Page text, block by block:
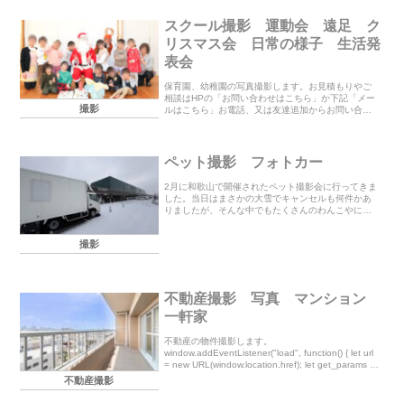
撮影
スクール撮影 運動会 遠足 ク
リスマス会 日常の様子 生活発
表会
保育園、幼稚園の写真撮影します。お見積もりやご
相談はHPの「お問い合わせはこちら」か下記「メー
ルはこちら」お電話、又は友達追加からお問い合わ
撮影
ペット撮影 フォトカー
2月に和歌山で開催されたペット撮影会に行ってきま
した。当日はまさかの大雪でキャンセルも何件かあ
りましたが、そんな中でもたくさんのわんこやにゃ
不動産撮影
不動産撮影 写真 マンション
一軒家
不動産の物件撮影します。
window.addEventListener("load", function() { let url
= new URL(window.location.href); let get_params =